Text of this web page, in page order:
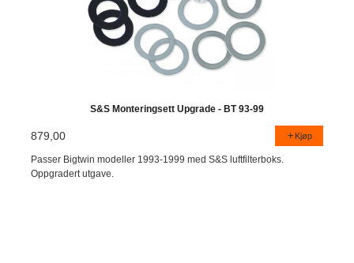
S&S Monteringsett Upgrade - BT 93-99
879,00 Kjøp
Passer Bigtwin modeller 1993-1999 med S&S luftfilterboks.
Oppgradert utgave.